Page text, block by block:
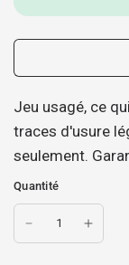
Jeu usagé, ce
traces d'usure
seulement.
Quantité